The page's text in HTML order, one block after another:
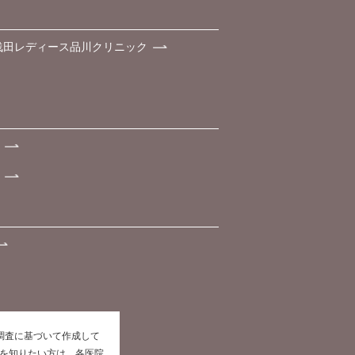
レディース品川クリニック
査に基づいて作成して